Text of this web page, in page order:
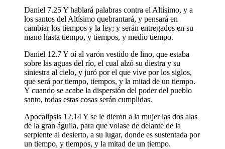
Daniel 7.25 Y hablará palabras contra el Altísimo, y a
los santos del Altísimo quebrantará, y pensará en
cambiar los tiempos y la ley; y serán entregados en su
mano hasta tiempo, y tiempos, y medio tiempo.
Daniel 12.7 Y oí al varón vestido de lino, que estaba
sobre las aguas del río, el cual alzó su diestra y su
siniestra al cielo, y juró por el que vive por los siglos,
que será por tiempo, tiempos, y la mitad de un tiempo.
Y cuando se acabe la dispersión del poder del pueblo
santo, todas estas cosas serán cumplidas.
Apocalipsis 12.14 Y se le dieron a la mujer las dos alas
de la gran águila, para que volase de delante de la
serpiente al desierto, a su lugar, donde es sustentada por
un tiempo, y tiempos, y la mitad de un tiempo.